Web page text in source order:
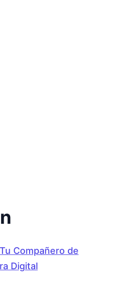
Compañero de
Digital